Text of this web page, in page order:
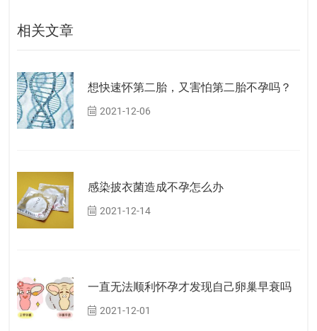
相关文章
想快速怀第二胎，又害怕第二胎不孕吗？
2021-12-06
感染披衣菌造成不孕怎么办
2021-12-14
一直无法顺利怀孕才发现自己卵巢早衰吗
2021-12-01